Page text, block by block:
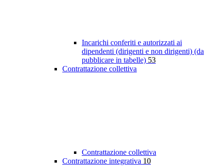
Incarichi conferiti e autorizzati ai
dipendenti (dirigenti e non dirigenti) (da
pubblicare in tabelle) 53
Contrattazione collettiva
Contrattazione collettiva
Contrattazione integrativa 10